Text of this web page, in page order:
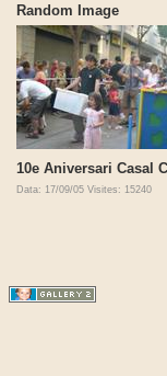
Random Image
10e Aniversari Casal
Data: 17/09/05 Visites: 15240